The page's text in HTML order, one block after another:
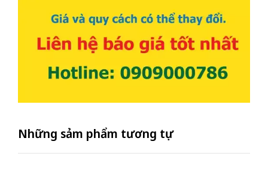
Những sảm phẩm tương tự